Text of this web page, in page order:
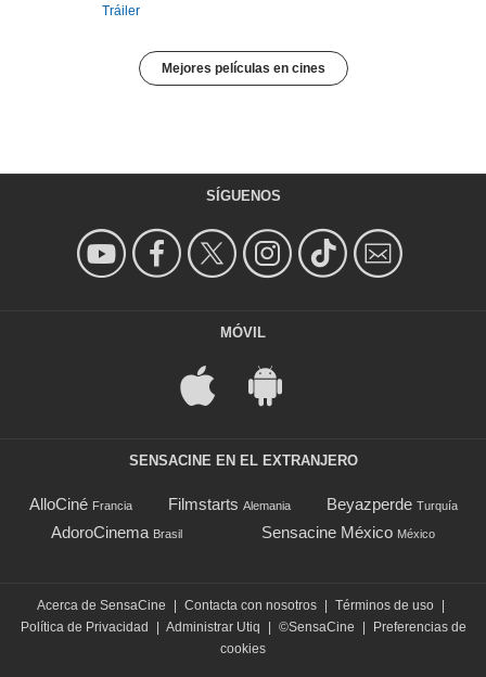
Tráiler
Mejores películas en cines
SÍGUENOS
MÓVIL
SENSACINE EN EL EXTRANJERO
AlloCiné Francia Filmstarts Alemania Beyazperde Turquía
AdoroCinema Brasil Sensacine México México
Acerca de SensaCine | Contacta con nosotros | Términos de uso |
Política de Privacidad
| Administrar Utiq | ©SensaCine |
Preferencias de
cookies